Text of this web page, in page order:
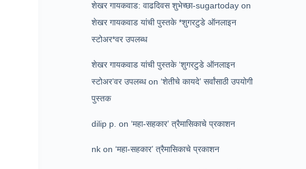
शेखर गायकवाड: वाढदिवस शुभेच्छा-sugartoday on
शेखर गायकवाड यांची पुस्तके *शुगरटुडे ऑनलाइन
स्टोअर*वर उपलब्ध
शेखर गायकवाड यांची पुस्तके ‘शुगरटुडे ऑनलाइन
स्टोअर’वर उपलब्धon‘शेतीचे कायदे’ सर्वांसाठी उपयोगी
पुस्तक
dilip p. on‘महा-सहकार’ त्रैमासिकाचे प्रकाशन
nk on‘महा-सहकार’ त्रैमासिकाचे प्रकाशन